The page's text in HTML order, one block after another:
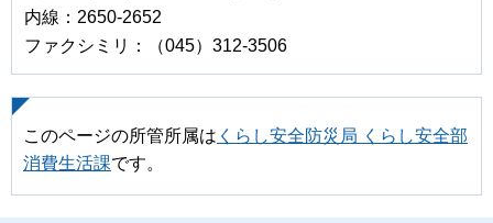
内線：2650-2652
ファクシミリ：（045）312-3506
このページの所管所属は くらし安全防災局 くらし安全部
消費生活課です。